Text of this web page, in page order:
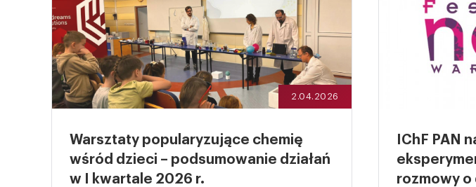
2.04.2026
Warsztaty popularyzujące chemię
wśród dzieci – podsumowanie działań
w I kwartale 2026 r.
IChF PAN
rozmowy o